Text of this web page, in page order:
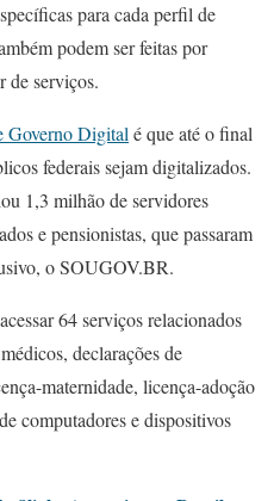
para cada perfil de
podem ser feitas por
de serviços.
Governo Digitalé que até o final
federais sejam digitalizados.
1,3 milhão de servidores
e pensionistas, que passaram
o SOUGOV.BR.
64 serviços relacionados
declarações de
maternidade, licença-adoção
computadores e dispositivos